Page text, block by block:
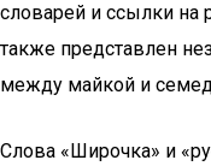
словарей и ссылки на
также представлен
между майкой и
Слова «Широчка» и